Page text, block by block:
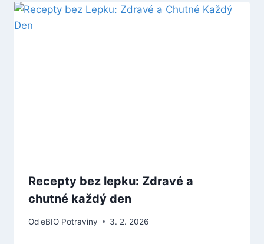
Recepty bez lepku: Zdravé a
chutné každý den
OdeBIO Potraviny 3. 2. 2026